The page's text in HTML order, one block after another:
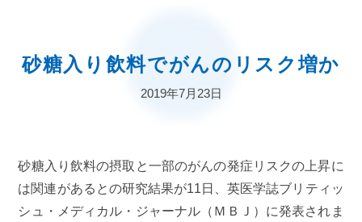
砂糖入り飲料でがんのリスク増か
2019年7月23日
砂糖入り飲料の摂取と一部のがんの発症リスクの上昇に
は関連があるとの研究結果が11日、英医学誌ブリティッ
シュ・メディカル・ジャーナル（ＭＢＪ）に発表されま